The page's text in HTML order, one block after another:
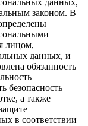
законом. В
лицом,
данных, и
обязанность
безопасность
а также
в соответствии